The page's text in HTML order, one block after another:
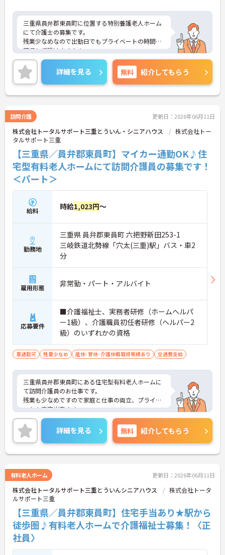
三重県員弁郡東員町に位置する特別養護老人ホーム
にて介護士の募集です。
残業少なめなので出勤日でもプライベートの時間を
確保して頂けますよ★
最寄り駅より徒歩10分圏内と好立地、マイカー通勤
も可能と通勤のストレスが少ないのも嬉しいポイン
トです。
ご興味をお持ちの方には詳細の情報や面接のポイン
トをお伝えしますのでお気軽にお問い合わせくださ
詳細を見る 無料 紹介してもらう
訪問介護 更新日：2026年06月11日
株式会社トータルサポート三重とういん・シニアハウス
株式会社トー
タルサポート三重
【三重県／員弁郡東員町】マイカー通勤OK♪住
宅型有料老人ホームにて訪問介護員の募集です！
＜パート＞
給料 時給1,023円～
勤務地
三重県 員弁郡東員町 六把野新田253-1
三岐鉄道北勢線「穴太(三重)駅」バス・車2
分
雇用形態 非常勤・パート・アルバイト
応募要件
■介護福祉士、実務者研修（ホームヘルパ
ー1級）、介護職員初任者研修（ヘルパー2
級）のいずれかの資格
車通勤可 残業少なめ 産休･育休･介護休暇取得実績あり 交通費支給
三重県員弁郡東員町にある住宅型有料老人ホームに
て訪問介護員のお仕事です。
残業も少なめですので家庭と仕事の両立、プライベ
ートも充実出来ます。
ご興味ある方には、面接対策ポイントなど、さらに
詳細をお話しいたしますのでお気軽にご相談くださ
い。
詳細を見る 無料 紹介してもらう
有料老人ホーム 更新日：2026年06月11日
株式会社トータルサポート三重とういんシニアハウス
株式会社トータ
ルサポート三重
【三重県／員弁郡東員町】住宅手当あり★駅から
徒歩圏♪有料老人ホームで介護福祉士募集！〈正
社員〉